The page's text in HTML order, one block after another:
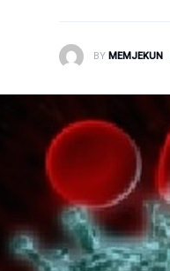
BY MEMJEKUN